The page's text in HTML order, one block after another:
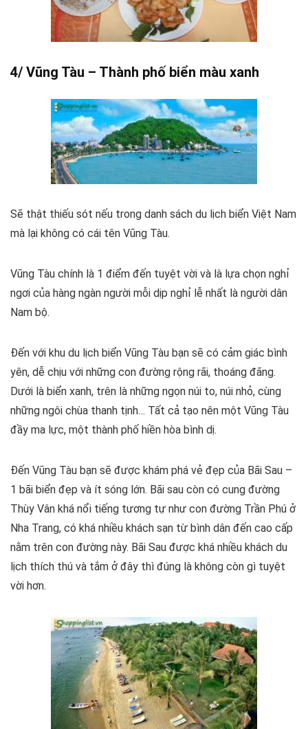
4/ Vũng Tàu – Thành phố biển màu xanh
Sẽ thật thiếu sót nếu trong danh sách du lịch biển Việt Nam
mà lại không có cái tên Vũng Tàu.
Vũng Tàu chính là 1 điểm đến tuyệt vời và là lựa chọn nghỉ
ngơi của hàng ngàn người mỗi dịp nghỉ lễ nhất là người dân
Nam bộ.
Đến với khu du lịch biển Vũng Tàu bạn sẽ có cảm giác bình
yên, dễ chịu với những con đường rộng rãi, thoáng đãng.
Dưới là biển xanh, trên là những ngọn núi to, núi nhỏ, cùng
những ngôi chùa thanh tịnh… Tất cả tạo nên một Vũng Tàu
đầy ma lực, một thành phố hiền hòa bình dị.
Đến Vũng Tàu bạn sẽ được khám phá vẻ đẹp của Bãi Sau –
1 bãi biển đẹp và ít sóng lớn. Bãi sau còn có cung đường
Thùy Vân khá nổi tiếng tương tự như con đường Trần Phú ở
Nha Trang, có khá nhiều khách sạn từ bình dân đến cao cấp
nằm trên con đường này. Bãi Sau được khá nhiều khách du
lịch thích thú và tắm ở đây thì đúng là không còn gì tuyệt
vời hơn.